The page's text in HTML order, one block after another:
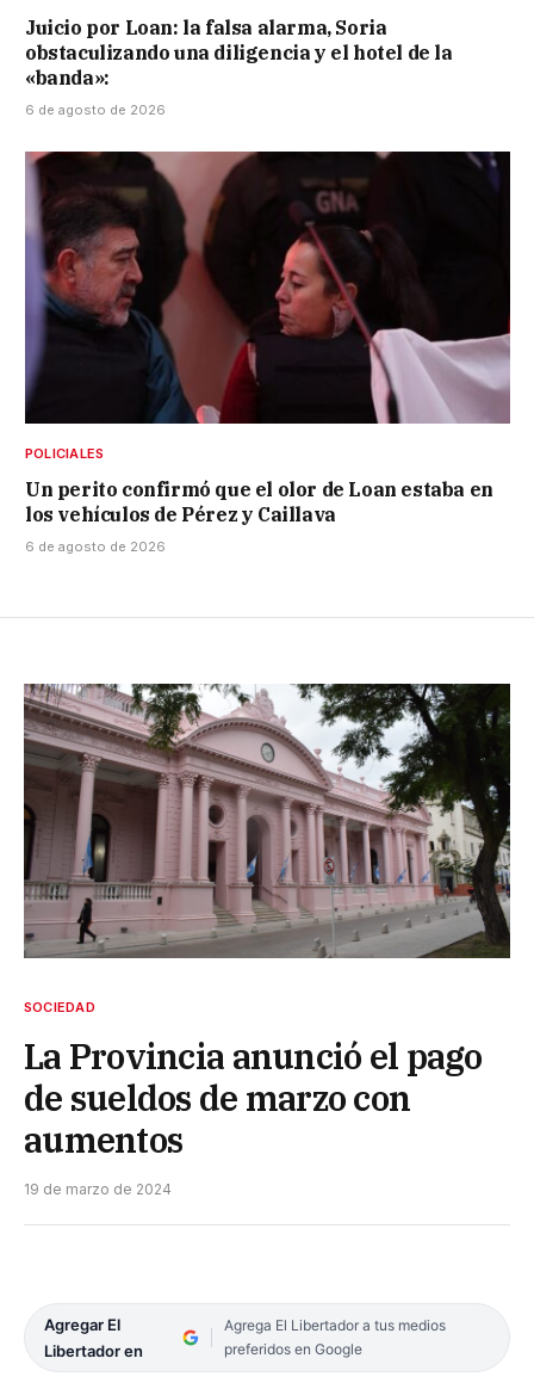
Juicio por Loan: la falsa alarma, Soria
obstaculizando una diligencia y el hotel de la
«banda»:
6 de agosto de 2026
POLICIALES
Un perito confirmó que el olor de Loan estaba en
los vehículos de Pérez y Caillava
6 de agosto de 2026
SOCIEDAD
La Provincia anunció el pago
de sueldos de marzo con
aumentos
19 de marzo de 2024
Agregar El
Libertador en
Agrega El Libertador a tus medios
preferidos en Google